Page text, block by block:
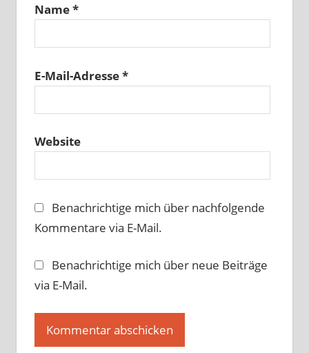
Name*
E-Mail-Adresse*
Website
Benachrichtige mich über nachfolgende
Kommentare via E-Mail.
Benachrichtige mich über neue Beiträge
via E-Mail.